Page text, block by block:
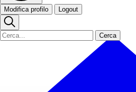
Modifica profilo Logout
Cerca